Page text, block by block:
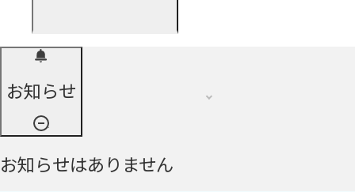
お知らせ
お知らせはありません